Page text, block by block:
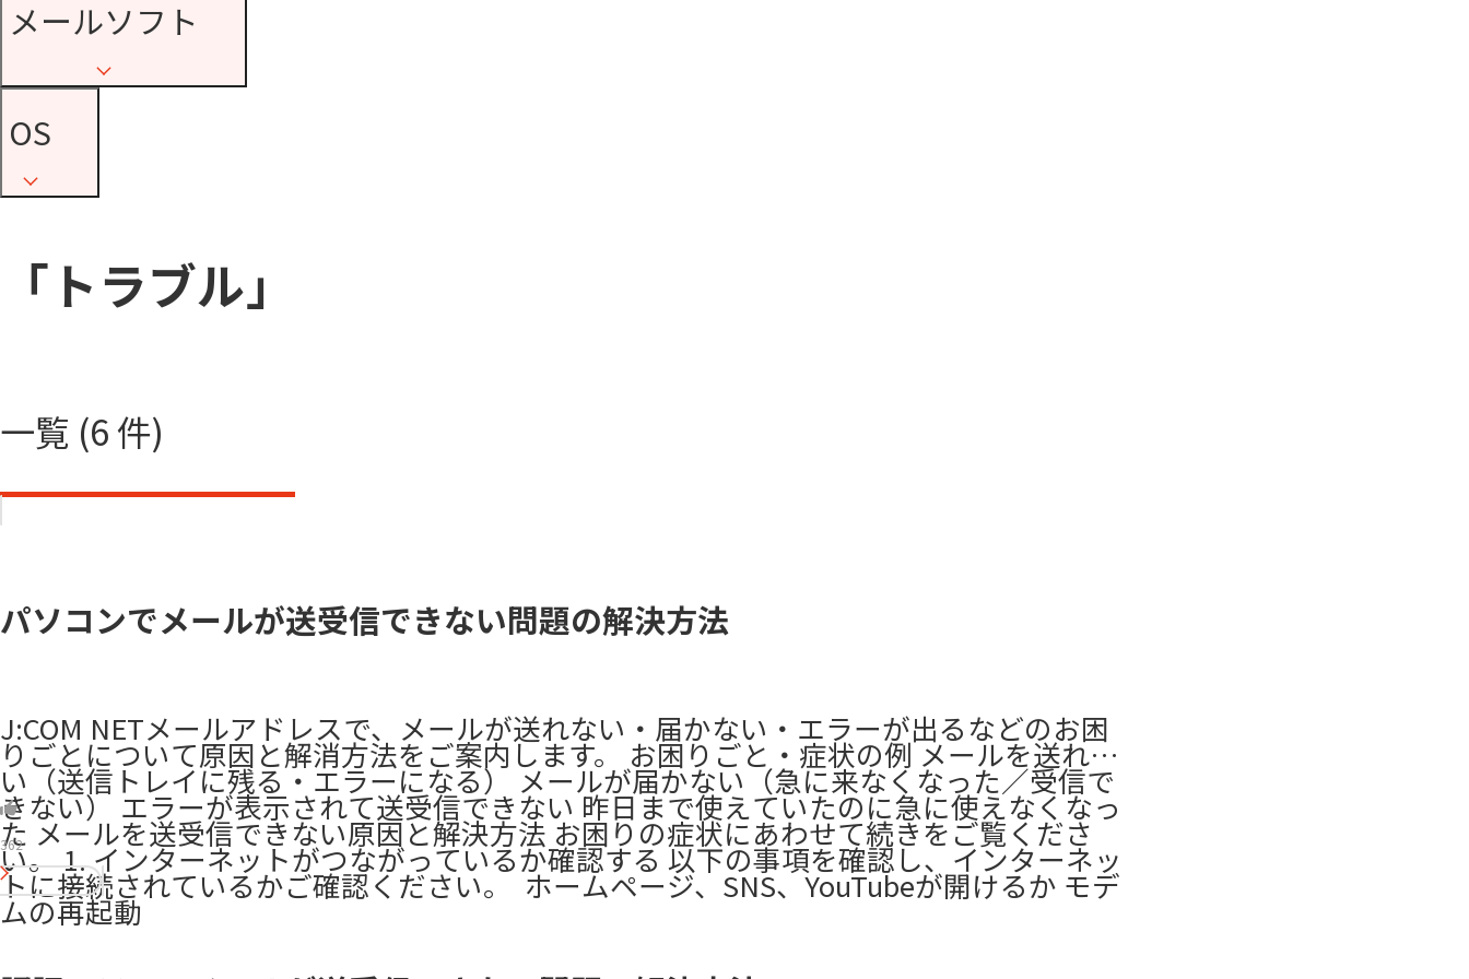
メールソフト
OS
「トラブル」
一覧 (6 件)
パソコンでメールが送受信できない問題の解決方法
J:COM NETメールアドレスで、メールが送れない・届かない・エラーが出るなどのお困
りごとについて原因と解消方法をご案内します。 お困りごと・症状の例 メールを送れな
い（送信トレイに残る・エラーになる） メールが届かない（急に来なくなった／受信で
きない） エラーが表示されて送受信できない 昨日まで使えていたのに急に使えなくなっ
た メールを送受信できない原因と解決方法 お困りの症状にあわせて続きをご覧くださ
い。 1. インターネットがつながっているか確認する 以下の事項を確認し、インターネッ
トに接続されているかご確認ください。 ​ ホームページ、SNS、YouTubeが開けるか モデ
ムの再起動
362